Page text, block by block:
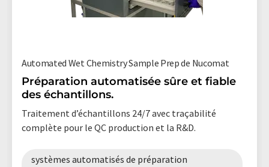
Automated Wet Chemistry Sample Prep de Nucomat
Préparation automatisée sûre et fiable
des échantillons.
Traitement d’échantillons 24/7 avec traçabilité
complète pour le QC production et la R&D.
systèmes automatisés de préparation